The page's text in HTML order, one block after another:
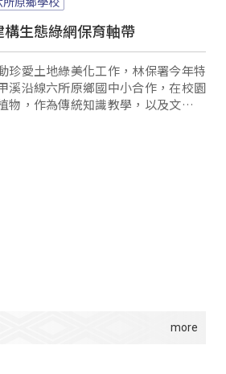
生態綠網保育軸帶
珍愛土地綠美化工作，林保署今年特
溪沿線六所原鄉國中小合作，在校園
物，作為傳統知識教學，以及文化傳